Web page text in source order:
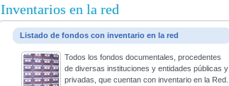
Inventarios en la red
Listado de fondos con inventario en la red
Todos los fondos documentales, procedentes
de diversas instituciones y entidades públicas y
privadas, que cuentan con inventario en la Red.